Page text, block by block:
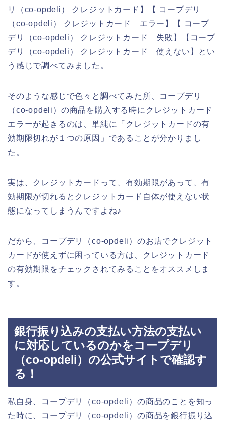
リ（co-opdeli） クレジットカード】【 コープデリ
（co-opdeli） クレジットカード エラー】【 コープ
デリ（co-opdeli） クレジットカード 失敗】【コープ
デリ（co-opdeli） クレジットカード 使えない】とい
う感じで調べてみました。
そのような感じで色々と調べてみた所、コープデリ
（co-opdeli）の商品を購入する時にクレジットカード
エラーが起きるのは、単純に「クレジットカードの有
効期限切れが１つの原因」であることが分かりまし
た。
実は、クレジットカードって、有効期限があって、有
効期限が切れるとクレジットカード自体が使えない状
態になってしまうんですよね♪
だから、コープデリ（co-opdeli）のお店でクレジット
カードが使えずに困っている方は、クレジットカード
の有効期限をチェックされてみることをオススメしま
す。
銀行振り込みの支払い方法の支払い
に対応しているのかをコープデリ
（co-opdeli）の公式サイトで確認す
る！
私自身、コープデリ（co-opdeli）の商品のことを知っ
た時に、コープデリ（co-opdeli）の商品を銀行振り込